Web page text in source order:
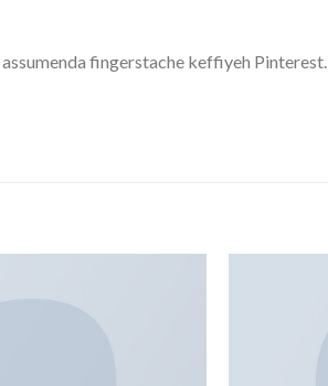
fingerstache keffiyeh Pinterest.